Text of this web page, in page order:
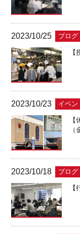
2023/10/25 ブログ
2023/10/23 イベン
2023/10/18 ブログ